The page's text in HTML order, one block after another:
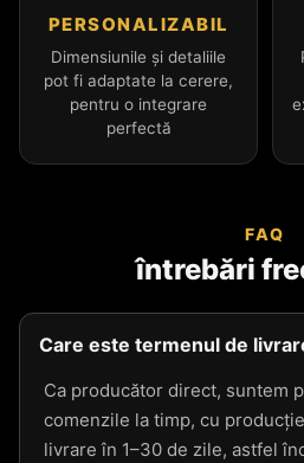
PERSONALIZABIL
Dimensiunile și detaliile
pot fi adaptate la cerere,
pentru o integrare
perfectă
FAQ
întrebări
Care este termenul de
Ca producător direct, suntem
comenzile la timp, cu
livrare în 1–30 de zile, astfel